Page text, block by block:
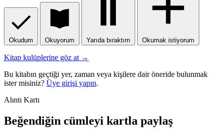
Okudum Okuyorum Yarıda bıraktım Okumak istiyorum
Kitap kulüplerine göz at →
Bu kitabın geçtiği yer, zaman veya kişilere dair öneride bulunmak
ister misiniz? Üye girişi yapın.
Alıntı Kartı
Beğendiğin cümleyi kartla paylaş